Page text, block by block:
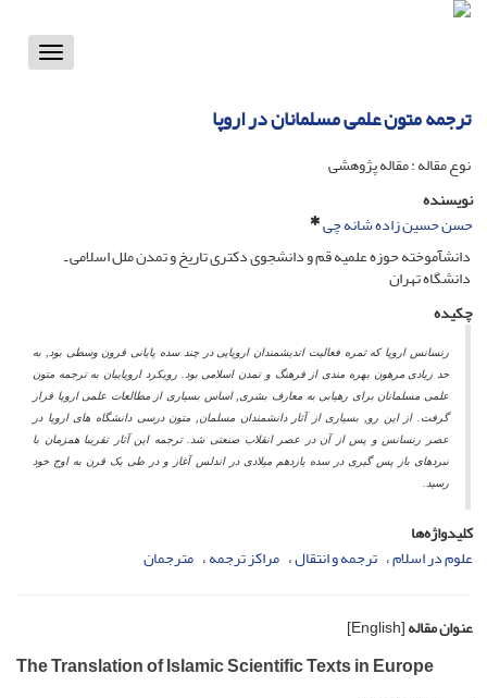
Toggle
ترجمه متون علمى مسلمانان در اروپا
نوع مقاله : مقاله پژوهشی
نویسنده
حسن حسین زاده شانه چی
دانشآموخته حوزه علمیه قم و دانشجوى دکترى تاریخ و تمدن ملل اسلامى ـ
دانشگاه تهران
چکیده
رنسانس اروپا که ثمره فعالیت اندیشمندان اروپایى در چند سده پایانى قرون وسطى بود, به
حد زیادى مرهون بهره مندى از فرهنگ و تمدن اسلامى بود. رویکرد اروپاییان به ترجمه متون
علمى مسلمانان براى رهیابى به معارف بشرى, اساس بسیارى از مطالعات علمى اروپا قرار
گرفت. از این رو, بسیارى از آثار دانشمندان مسلمان, متون درسى دانشگاه هاى اروپا در
عصر رنسانس و پس از آن در عصر انقلاب صنعتى شد. ترجمه این آثار تقریبا همزمان با
نبردهاى باز پس گیرى در سده یازدهم میلادى در اندلس آغاز و در طى یک قرن به اوج خود
رسید.
کلیدواژه‌ها
علوم در اسلام ترجمه و انتقال مراکز ترجمه مترجمان
عنوان مقاله[English]
The Translation of Islamic Scientific Texts in Europe